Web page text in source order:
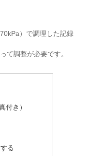
）で調理した記録
て調整が必要です。
付き）
る